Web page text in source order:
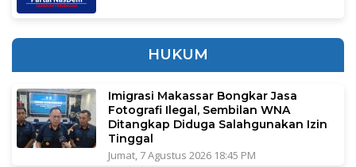
HUKUM
Imigrasi Makassar Bongkar Jasa
Fotografi Ilegal, Sembilan WNA
Ditangkap Diduga Salahgunakan Izin
Tinggal
Jumat, 7 Agustus 2026 18:45 PM